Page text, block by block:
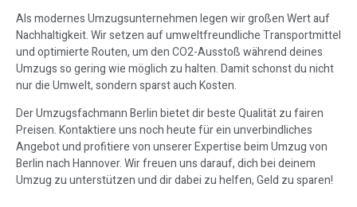
Als modernes Umzugsunternehmen legen wir großen Wert auf
Nachhaltigkeit. Wir setzen auf umweltfreundliche Transportmittel
und optimierte Routen, um den CO2-Ausstoß während deines
Umzugs so gering wie möglich zu halten. Damit schonst du nicht
nur die Umwelt, sondern sparst auch Kosten.
Der Umzugsfachmann Berlin bietet dir beste Qualität zu fairen
Preisen. Kontaktiere uns noch heute für ein unverbindliches
Angebot und profitiere von unserer Expertise beim Umzug von
Berlin nach Hannover. Wir freuen uns darauf, dich bei deinem
Umzug zu unterstützen und dir dabei zu helfen, Geld zu sparen!